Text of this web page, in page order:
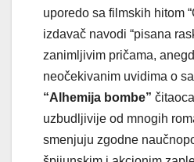
uporedo sa filmskih hitom
izdavač navodi “pisana
zanimljivim pričama,
neočekivanim uvidima o
“Alhemija bombe”
uzbudljivije od mnogih
smenjuju zgodne